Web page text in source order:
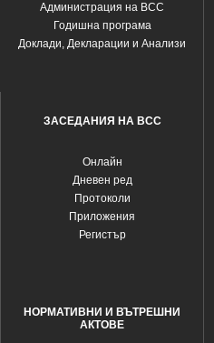
Администрация на ВСС
Годишна програма
Доклади, Декларации и Анализи
ЗАСЕДАНИЯ НА ВСС
Oнлайн
Дневен ред
Протоколи
Приложения
Регистър
НОРМАТИВНИ И ВЪТРЕШНИ
АКТОВЕ